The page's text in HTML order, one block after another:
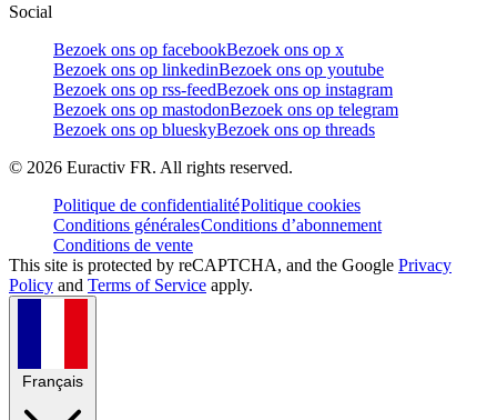
Social
Bezoek ons op facebookBezoek ons op x
Bezoek ons op linkedinBezoek ons op youtube
Bezoek ons op rss-feedBezoek ons op instagram
Bezoek ons op mastodonBezoek ons op telegram
Bezoek ons op blueskyBezoek ons op threads
© 2026 Euractiv FR. All rights reserved.
Politique de confidentialitéPolitique cookies
Conditions généralesConditions d’abonnement
Conditions de vente
This site is protected by reCAPTCHA, and the Google Privacy
Policy and Terms of Service apply.
Français